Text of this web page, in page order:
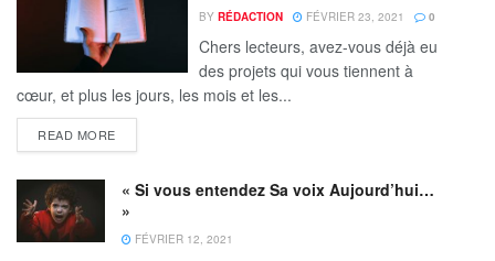
BY RÉDACTION FÉVRIER 23, 2021 0
Chers lecteurs, avez-vous déjà eu
des projets qui vous tiennent à
cœur, et plus les jours, les mois et les...
READ MORE
« Si vous entendez Sa voix Aujourd’hui…
»
FÉVRIER 12, 2021